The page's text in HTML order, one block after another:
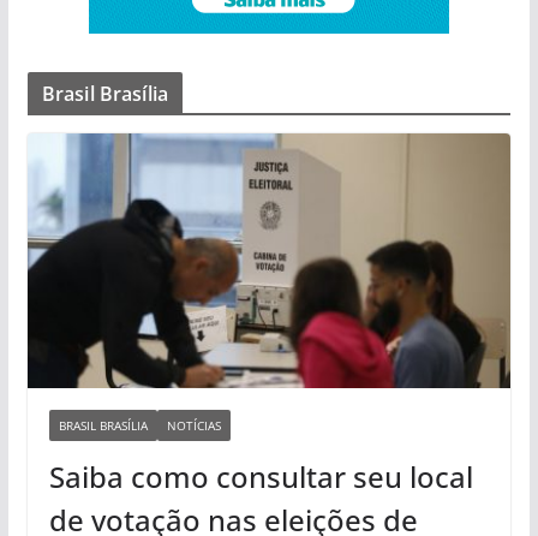
Brasil Brasília
BRASIL BRASÍLIA NOTÍCIAS
Saiba como consultar seu local
de votação nas eleições de